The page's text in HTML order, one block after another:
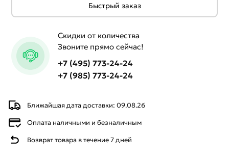
Ближайшая дата доставки: 09.08.26
Оплата наличными и безналичным
Возврат товара в течение 7 дней
Быстрый заказ
Скидки от количества
Звоните прямо сейчас!
+7 (495) 773-24-24
+7 (985) 773-24-24